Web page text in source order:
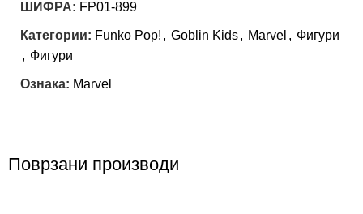
ШИФРА: FP01-899
Категории: Funko Pop! , Goblin Kids, Marvel , Фигури
, Фигури
Ознака: Marvel
Поврзани производи